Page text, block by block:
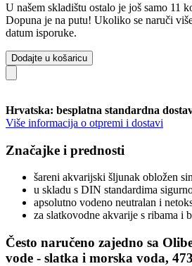
U našem skladištu ostalo je još samo 11
Dopuna je na putu! Ukoliko se naruči
datum isporuke.
Dodajte u košaricu
Hrvatska: besplatna standardna
Više informacija o otpremi i dostavi
Značajke i prednosti
šareni akvarijski šljunak obložen
u skladu s DIN standardima
apsolutno vodeno neutralan i
za slatkovodne akvarije s ribama i
Često naručeno zajedno sa
vode - slatka i morska voda,